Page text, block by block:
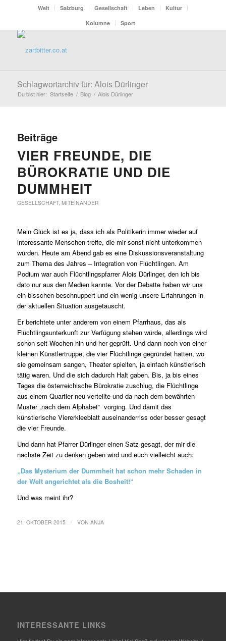
Welt Salzburg Gesellschaft Leben
Kultur
Kolumne
Sport
Schlagwortarchiv für: Alois Dürlinger
Du bist hier: Startseite / Blog / Alois Dürlinger
Beiträge
VIER FREUNDE, DIE
BÜROKRATIE UND DIE
DUMMHEIT
GESELLSCHAFT, MITEINANDER
Mein Glück ist es ja, dass ich als Politikerin immer wieder auf
interessante Menschen treffe, die mir sonst nicht unterkommen
würden. Heute am Abend gab es eine Diskussionsveranstaltung
zum Thema des Jahres – Integration von Flüchtlingen. Am
Podium war auch Flüchtlingspfarrer Alois Dürlinger, den ich bis
dato nur aus den Medien kannte. Vor der Debatte haben wir uns
ein bisschen beschnuppert und ein wenig unsere Erfahrungen in
der aktuellen Situation ausgetauscht.
Er berichtete unter anderem von einem Pfarrhaus, das als
Flüchtlingsunterkunft zur Verfügung stehen würde, allerdings wird
schon seit Wochen hin und her geprüft. Und dann noch von einer
kleinen Künstlertruppe, die vier Flüchtlinge gegründet hatten, wo
sie gemeinsam sangen, Theater spielten, ja einfach künstlerisch
tätig waren. Und die sich dadurch Halt gaben. Bis, ja bis eines
Tages die österreichische Bürokratie zuschlug, die Flüchtlinge
aus einem Quartier neu verteilte und da nach dem bewährten
Muster „nach dem Alphabet“ vorging. Und damit das
künstlerische Viererkleeblatt auseinanderriss oder besser gesagt
die vier Freunde.
Und dann hat Pfarrer Dürlinger einen Satz gesagt, der mir die
nächste Zeit zu denken geben wird und euch vielleicht auch:
„Das Mysterium der Dummheit hat schon mehr Schaden in
der Welt angerichtet als die Bosheit!“
Und was meint ihr?
21. OKTOBER 2015 VON ANJA
INTERESSANTE LINKS